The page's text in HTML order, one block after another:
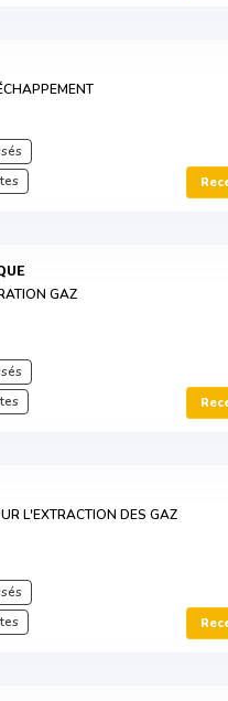
GAZ
L'EXTRACTION DES GAZ